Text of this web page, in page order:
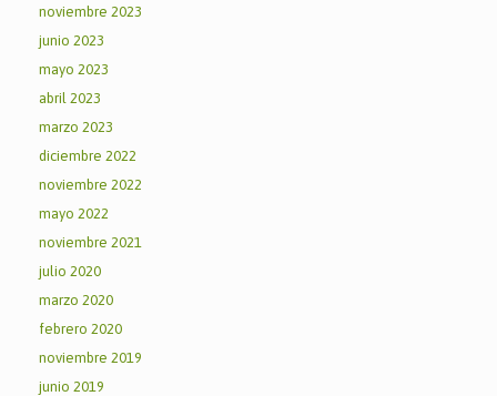
noviembre 2023
junio 2023
mayo 2023
abril 2023
marzo 2023
diciembre 2022
noviembre 2022
mayo 2022
noviembre 2021
julio 2020
marzo 2020
febrero 2020
noviembre 2019
junio 2019